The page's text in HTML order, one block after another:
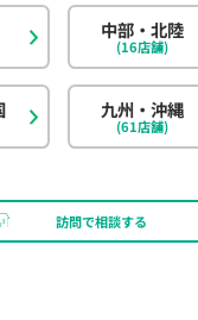
訪問で相談する
中部・北陸
(16店舗)
九州・沖縄
(61店舗)